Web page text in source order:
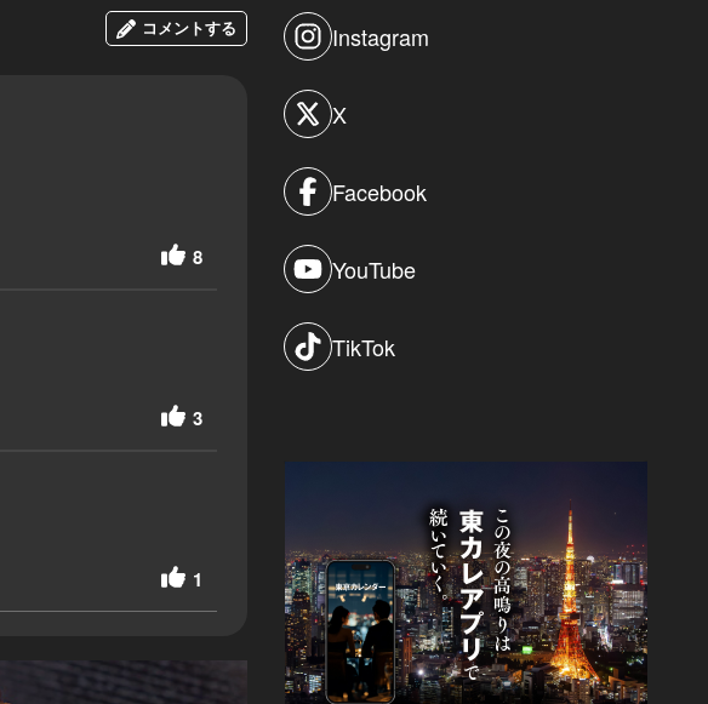
コメントする
8
3
1
Instagram
X
Facebook
YouTube
TikTok